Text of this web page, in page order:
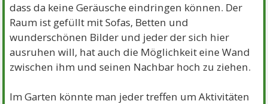
dass da keine Geräusche eindringen können. Der
Raum ist gefüllt mit Sofas, Betten und
wunderschönen Bilder und jeder der sich hier
ausruhen will, hat auch die Möglichkeit eine Wand
zwischen ihm und seinen Nachbar hoch zu ziehen.
Im Garten könnte man jeder treffen um Aktivitäten